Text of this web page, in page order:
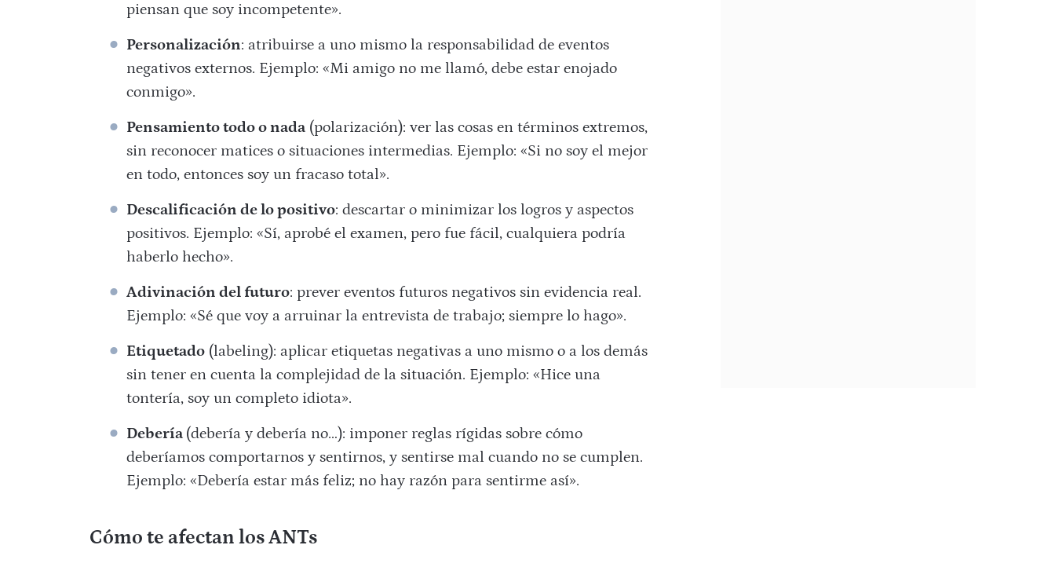
piensan que soy incompetente».
Personalización: atribuirse a uno mismo la responsabilidad de eventos
negativos externos. Ejemplo: «Mi amigo no me llamó, debe estar enojado
conmigo».
Pensamiento todo o nada (polarización): ver las cosas en términos extremos,
sin reconocer matices o situaciones intermedias. Ejemplo: «Si no soy el mejor
en todo, entonces soy un fracaso total».
Descalificación de lo positivo: descartar o minimizar los logros y aspectos
positivos. Ejemplo: «Sí, aprobé el examen, pero fue fácil, cualquiera podría
haberlo hecho».
Adivinación del futuro: prever eventos futuros negativos sin evidencia real.
Ejemplo: «Sé que voy a arruinar la entrevista de trabajo; siempre lo hago».
Etiquetado (labeling): aplicar etiquetas negativas a uno mismo o a los demás
sin tener en cuenta la complejidad de la situación. Ejemplo: «Hice una
tontería, soy un completo idiota».
Debería (debería y debería no…): imponer reglas rígidas sobre cómo
deberíamos comportarnos y sentirnos, y sentirse mal cuando no se cumplen.
Ejemplo: «Debería estar más feliz; no hay razón para sentirme así».
Cómo te afectan los ANTs